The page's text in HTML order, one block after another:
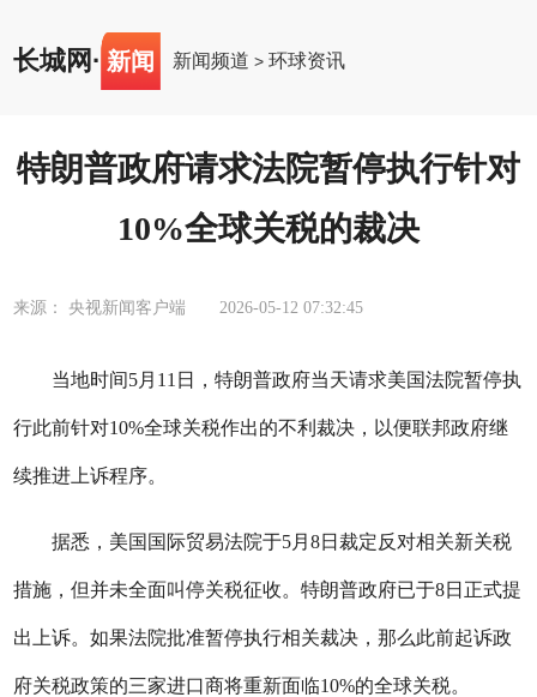
长城网 · 新闻 新闻频道 >环球资讯
特朗普政府请求法院暂停执行针对
10%全球关税的裁决
来源： 央视新闻客户端 2026-05-12 07:32:45
当地时间5月11日，特朗普政府当天请求美国法院暂停执
行此前针对10%全球关税作出的不利裁决，以便联邦政府继
续推进上诉程序。
据悉，美国国际贸易法院于5月8日裁定反对相关新关税
措施，但并未全面叫停关税征收。特朗普政府已于8日正式提
出上诉。如果法院批准暂停执行相关裁决，那么此前起诉政
府关税政策的三家进口商将重新面临10%的全球关税。